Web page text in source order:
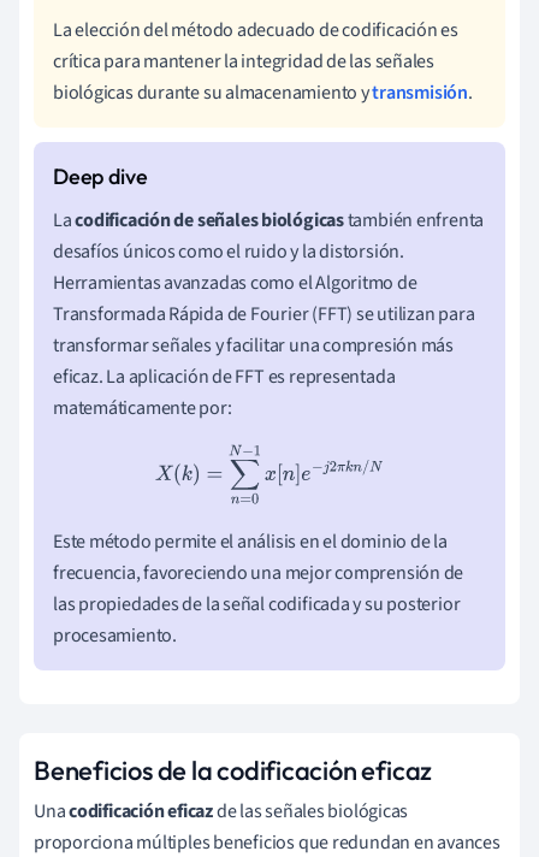
La elección del método adecuado de codificación es
crítica para mantener la integridad de las señales
biológicas durante su almacenamiento ytransmisión.
Lacodificación de señales biológicastambién enfrenta
desafíos únicos como el ruido y la distorsión.
Herramientas avanzadas como el Algoritmo de
Transformada Rápida de Fourier (FFT) se utilizan para
transformar señales y facilitar una compresión más
eficaz. La aplicación de FFT es representada
matemáticamente por:
X(k) = 0N−1 [n ]e 2πkn/N
Este método permite el análisis en el dominio de la
frecuencia, favoreciendo una mejor comprensión de
las propiedades de la señal codificada y su posterior
procesamiento.
Beneficios de la codificación eficaz
Unacodificación eficazde las señales biológicas
proporciona múltiples beneficios que redundan en avances